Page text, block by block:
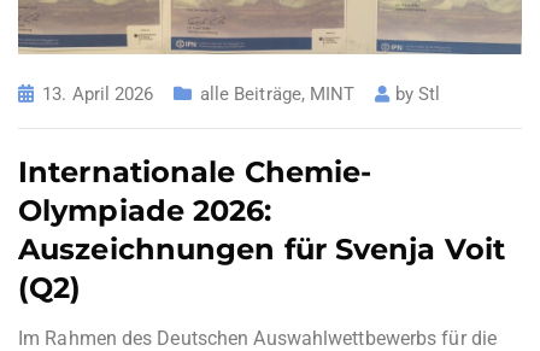
13. April 2026 alle Beiträge, MINT by Stl
Internationale Chemie-
Olympiade 2026:
Auszeichnungen für Svenja Voit
(Q2)
Im Rahmen des Deutschen Auswahlwettbewerbs für die